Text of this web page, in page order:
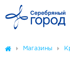
Магазины